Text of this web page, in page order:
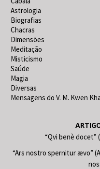
Astrologia
Biografias
Chacras
Dimensões
Meditação
Misticismo
Saúde
Magia
Diversas
Mensagens do V. M. Kwen
“Qvi benè docet”
“Ars nostro spernitur ævo”